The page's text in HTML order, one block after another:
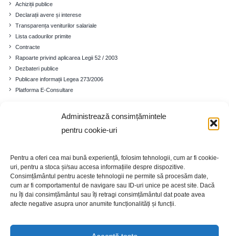
Administrează consimțămintele
pentru cookie-uri
Pentru a oferi cea mai bună experiență, folosim tehnologii, cum ar fi cookie-
uri, pentru a stoca și/sau accesa informațiile despre dispozitive.
Consimțământul pentru aceste tehnologii ne permite să procesăm date,
cum ar fi comportamentul de navigare sau ID-uri unice pe acest site. Dacă
nu îți dai consimțământul sau îți retragi consimțământul dat poate avea
afecte negative asupra unor anumite funcționalități și funcții.
Achiziții publice
Declarații avere și interese
Transparența veniturilor salariale
Lista cadourilor primite
Contracte
Rapoarte privind aplicarea Legii 52 / 2003
Dezbateri publice
Publicare informații Legea 273/2006
Platforma E-Consultare
Educație
Economia
Turism
Galerie foto